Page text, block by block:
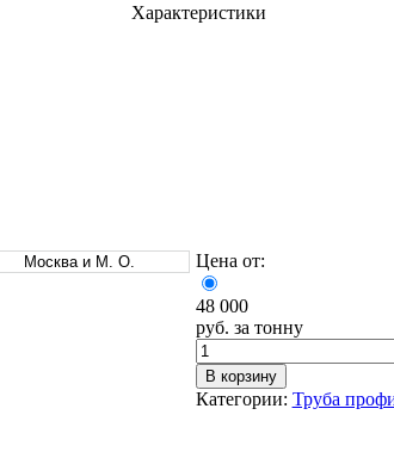
Труба оцинкованная
Характеристики
Цена от:
48 000
руб. за тонну
В корзину
Категории: Труба
Москва и М. О.